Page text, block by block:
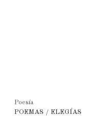
Poesía
POEMAS / ELEGÍAS